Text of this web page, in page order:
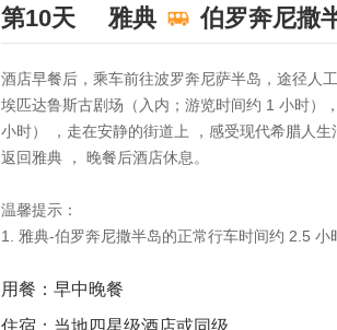
第10天 雅典 伯罗奔尼撒
酒店早餐后，乘车前往波罗奔尼萨半岛，途径人
埃匹达鲁斯古剧场（入内；游览时间约 1 小时）
小时） ，走在安静的街道上 ，感受现代希腊人
返回雅典 ， 晚餐后酒店休息。
温馨提示：
1. 雅典-伯罗奔尼撒半岛的正常行车时间约 2.5 小
用餐：早中晚餐
住宿：当地四星级酒店或同级